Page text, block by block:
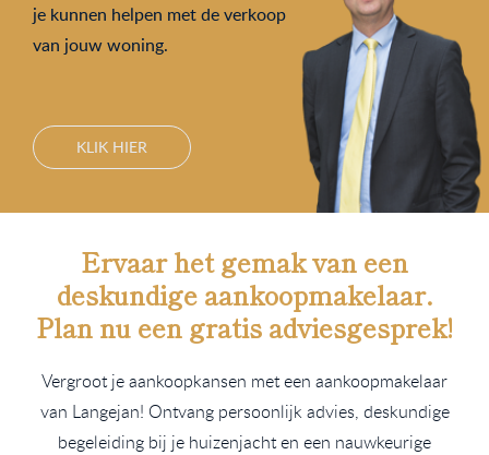
je kunnen helpen met de verkoop
van jouw woning.
KLIK HIER
Ervaar het gemak van een
deskundige aankoopmakelaar.
Plan nu een gratis adviesgesprek!
Vergroot je aankoopkansen met een aankoopmakelaar
van Langejan! Ontvang persoonlijk advies, deskundige
begeleiding bij je huizenjacht en een nauwkeurige